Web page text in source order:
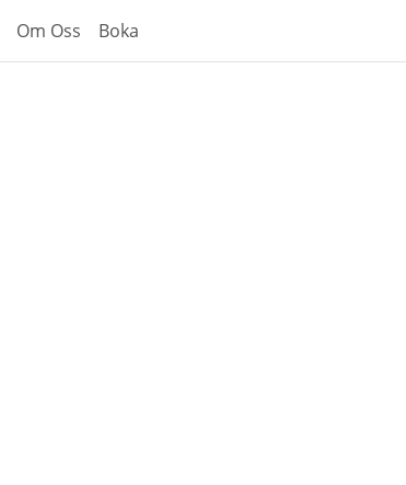
Om Oss Boka